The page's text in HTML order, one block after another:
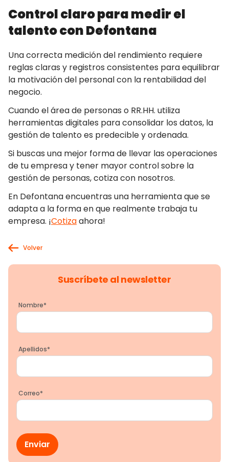
Control claro para medir el
talento con Defontana
Una correcta medición del rendimiento requiere
reglas claras y registros consistentes para equilibrar
la motivación del personal con la rentabilidad del
negocio.
Cuando el área de personas o RR.HH. utiliza
herramientas digitales para consolidar los datos, la
gestión de talento es predecible y ordenada.
Si buscas una mejor forma de llevar las operaciones
de tu empresa y tener mayor control sobre la
gestión de personas, cotiza con nosotros.
En Defontana encuentras una herramienta que se
adapta a la forma en que realmente trabaja tu
empresa. ¡Cotizaahora!
Volver
Suscríbete al newsletter
Nombre*
Apellidos*
Correo*